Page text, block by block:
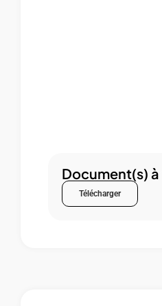
Document(s)
Télécharger